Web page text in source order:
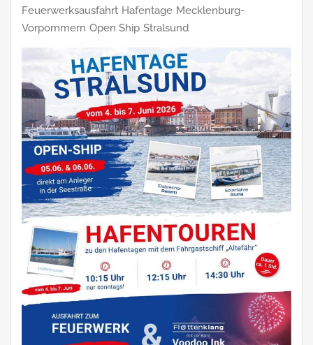
Feuerwerksausfahrt Hafentage Mecklenburg-
Vorpommern Open Ship Stralsund